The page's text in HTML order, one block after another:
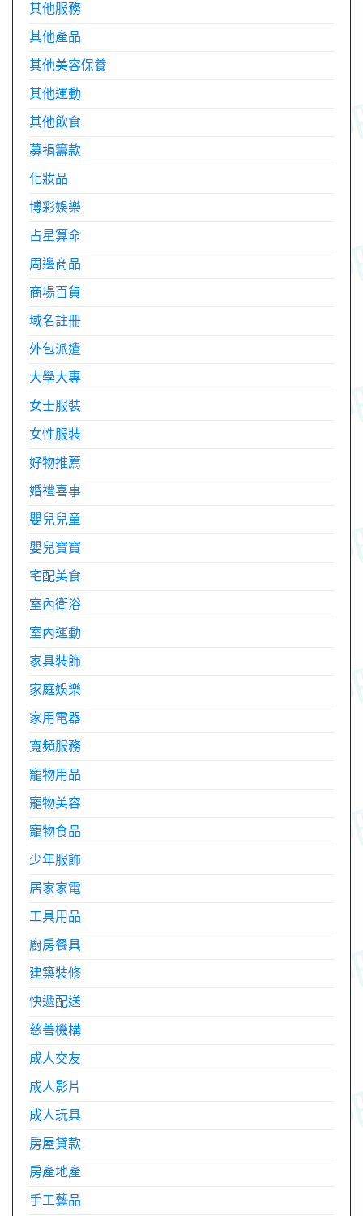
其他服務
其他產品
其他美容保養
其他運動
其他飲食
募捐籌款
化妝品
博彩娛樂
占星算命
周邊商品
商場百貨
域名註冊
外包派遣
大學大專
女士服裝
女性服裝
好物推薦
婚禮喜事
嬰兒兒童
嬰兒寶寶
宅配美食
室內衛浴
室內運動
家具裝飾
家庭娛樂
家用電器
寬頻服務
寵物用品
寵物美容
寵物食品
少年服飾
居家家電
工具用品
廚房餐具
建築裝修
快遞配送
慈善機構
成人交友
成人影片
成人玩具
房屋貸款
房產地產
手工藝品